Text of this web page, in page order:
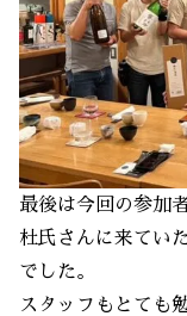
最後は今回の参加
杜氏さんに来てい
でした。
スタッフもとても